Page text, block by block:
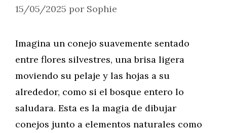
15/05/2025 por Sophie
Imagina un conejo suavemente sentado
entre flores silvestres, una brisa ligera
moviendo su pelaje y las hojas a su
alrededor, como si el bosque entero lo
saludara. Esta es la magia de dibujar
conejos junto a elementos naturales como